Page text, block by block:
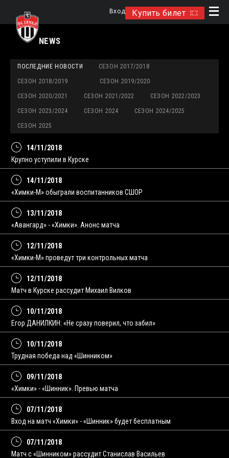
Купить билет
Вход
NEWS
ПОСЛЕДНИЕ НОВОСТИ СЕЗОН 2017/2018
СЕЗОН 2018/2019 СЕЗОН 2019/2020
СЕЗОН 2020/2021 СЕЗОН 2021/2022 СЕЗОН 2022/2023
СЕЗОН 2023/2024 СЕЗОН 2024 СЕЗОН 2024/2025
СЕЗОН 2025
14/11/2018
Крупно уступили в Курске
14/11/2018
«Химки-М» обыграли воспитанников СШОР
13/11/2018
«Авангард» - «Химки». Анонс матча
12/11/2018
«Химки-М» проведут три контрольных матча
12/11/2018
Матч в Курске рассудит Михаил Вилков
10/11/2018
Егор ДАНИЛКИН: «Не сразу поверил, что забил»
10/11/2018
Трудная победа над «Шинником»
09/11/2018
«Химки» - «Шинник». Превью матча
07/11/2018
Вход на матч «Химки» - «Шинник» будет бесплатным
07/11/2018
Матч с «Шинником» рассудит Станислав Васильев